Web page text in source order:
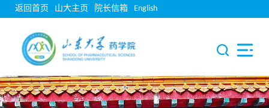
返回首页 山大主页 院长信箱 English